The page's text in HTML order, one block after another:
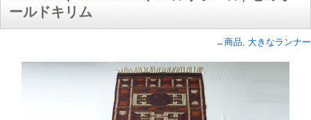
ールドキリム
→商品, 大きなランナー